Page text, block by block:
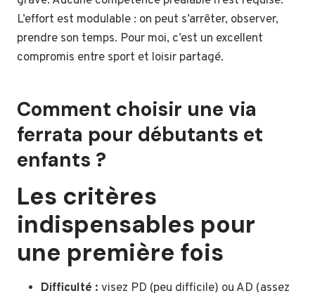
L’effort est modulable : on peut s’arrêter, observer,
prendre son temps. Pour moi, c’est un excellent
compromis entre sport et loisir partagé.
Comment choisir une via
ferrata pour débutants et
enfants ?
Les critères
indispensables pour
une première fois
Difficulté : visez PD (peu difficile) ou AD (assez